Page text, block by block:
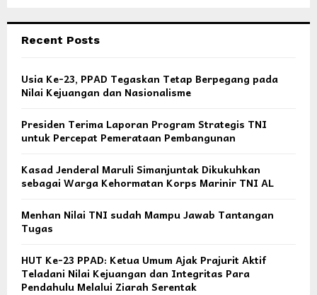
Recent Posts
Usia Ke-23, PPAD Tegaskan Tetap Berpegang pada
Nilai Kejuangan dan Nasionalisme
Presiden Terima Laporan Program Strategis TNI
untuk Percepat Pemerataan Pembangunan
Kasad Jenderal Maruli Simanjuntak Dikukuhkan
sebagai Warga Kehormatan Korps Marinir TNI AL
Menhan Nilai TNI sudah Mampu Jawab Tantangan
Tugas
HUT Ke-23 PPAD: Ketua Umum Ajak Prajurit Aktif
Teladani Nilai Kejuangan dan Integritas Para
Pendahulu Melalui Ziarah Serentak